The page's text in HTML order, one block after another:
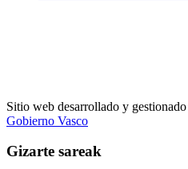
Sitio web desarrollado y
Gobierno Vasco
Gizarte sareak